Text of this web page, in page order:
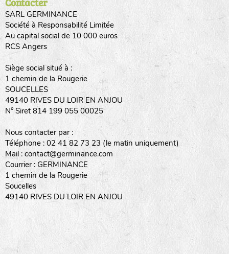
SARL GERMINANCE
Société à Responsabilité Limitée
Au capital social de 10 000 euros
RCS Angers
Siège social situé à :
1 chemin de la Rougerie
SOUCELLES
49140 RIVES DU LOIR EN ANJOU
N° Siret 814 199 055 00025
Nous contacter par :
Téléphone : 02 41 82 73 23 (le matin uniquement)
Mail : contact@germinance.com
Courrier : GERMINANCE
1 chemin de la Rougerie
Soucelles
49140 RIVES DU LOIR EN ANJOU